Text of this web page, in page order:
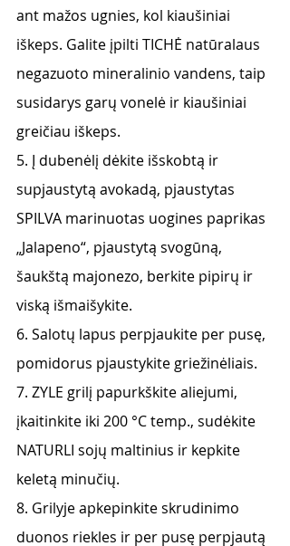
ant mažos ugnies, kol kiaušiniai
iškeps. Galite įpilti TICHĖ natūralaus
negazuoto mineralinio vandens, taip
susidarys garų vonelė ir kiaušiniai
greičiau iškeps.
5. Į dubenėlį dėkite išskobtą ir
supjaustytą avokadą, pjaustytas
SPILVA marinuotas uogines paprikas
„Jalapeno“, pjaustytą svogūną,
šaukštą majonezo, berkite pipirų ir
viską išmaišykite.
6. Salotų lapus perpjaukite per pusę,
pomidorus pjaustykite griežinėliais.
7. ZYLE grilį papurkškite aliejumi,
įkaitinkite iki 200 °C temp., sudėkite
NATURLI sojų maltinius ir kepkite
keletą minučių.
8. Grilyje apkepinkite skrudinimo
duonos riekles ir per pusę perpjautą